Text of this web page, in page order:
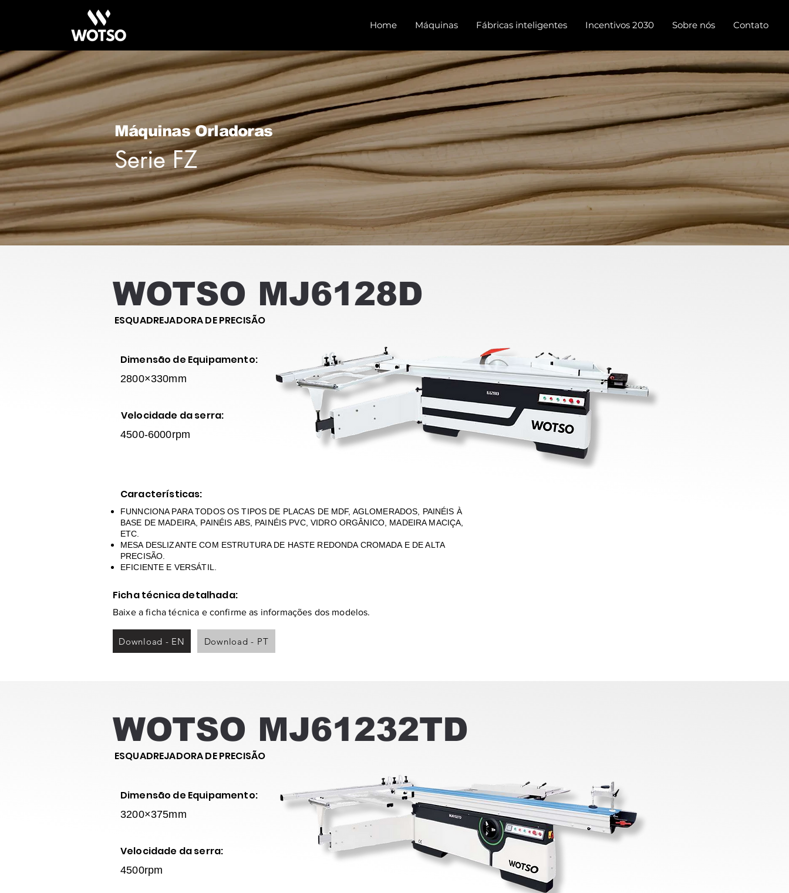
Home Máquinas Fábricas inteligentes Incentivos 2030 Sobre nós Contato
MáquinasOrladoras
Serie FZ
WOTSO MJ6128D
Dimensão de Equipamento:
2800×330mm
Velocidade da serra:
4500-6000rpm
ESQUADREJADORA DE PRECISÃO
Características:
FUNNCIONA PARA TODOS OS TIPOS DE PLACAS DE MDF, AGLOMERADOS, PAINÉIS À
BASE DE MADEIRA, PAINÉIS ABS, PAINÉIS PVC, VIDRO ORGÂNICO, MADEIRA MACIÇA,
ETC.
MESA DESLIZANTE COM ESTRUTURA DE HASTE REDONDA CROMADA E DE ALTA
PRECISÃO.
EFICIENTE E VERSÁTIL.
Ficha técnica detalhada:
Baixe a ficha técnica e confirme as informações dos modelos.
Download - EN Download - PT
WOTSO MJ61232TD
Dimensão de Equipamento:
3200×375mm
Velocidade da serra:
4500rpm
ESQUADREJADORA DE PRECISÃO